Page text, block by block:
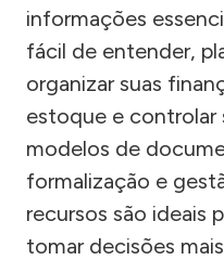
informações
fácil de entender,
organizar suas
estoque e controlar
modelos de
formalização e
recursos são ideais
tomar decisões